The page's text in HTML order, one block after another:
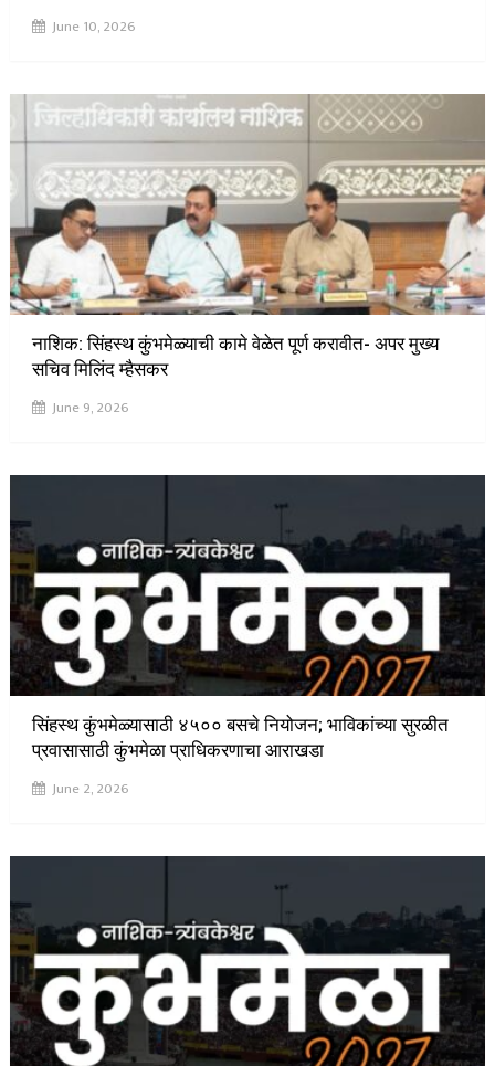
June 10, 2026
नाशिक: सिंहस्थ कुंभमेळ्याची कामे वेळेत पूर्ण करावीत- अपर मुख्य
सचिव मिलिंद म्हैसकर
June 9, 2026
सिंहस्थ कुंभमेळ्यासाठी ४५०० बसचे नियोजन; भाविकांच्या सुरळीत
प्रवासासाठी कुंभमेळा प्राधिकरणाचा आराखडा
June 2, 2026